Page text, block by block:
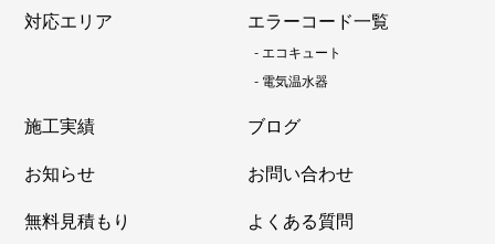
対応エリア エラーコード一覧
-エコキュート
- 電気温水器
施工実績
ブログ
お知らせ
お問い合わせ
無料見積もり
よくある質問